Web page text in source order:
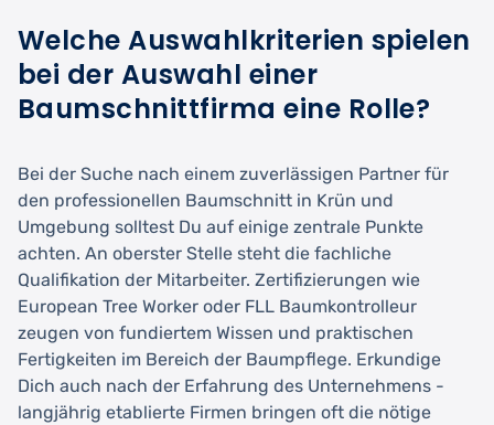
Welche Auswahlkriterien spielen
bei der Auswahl einer
Baumschnittfirma eine Rolle?
Bei der Suche nach einem zuverlässigen Partner für
den professionellen Baumschnitt in Krün und
Umgebung solltest Du auf einige zentrale Punkte
achten. An oberster Stelle steht die fachliche
Qualifikation der Mitarbeiter. Zertifizierungen wie
European Tree Worker oder FLL Baumkontrolleur
zeugen von fundiertem Wissen und praktischen
Fertigkeiten im Bereich der Baumpflege. Erkundige
Dich auch nach der Erfahrung des Unternehmens -
langjährig etablierte Firmen bringen oft die nötige